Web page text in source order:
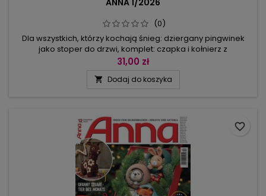
ANNA 1/2026
(0)
Dla wszystkich, którzy kochają śnieg: dziergany pingwinek
jako stoper do drzwi, komplet: czapka i kołnierz z
pingwinkiem - zawsze trzeba nosić razem, bo pinguś jest
płaszcz, bezrękawnik i swetry.Wśród pomysłów na prezenty:
31,00 zł
 Dodaj do koszyka
favorite_border